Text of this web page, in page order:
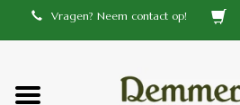
Vragen? Neem contact op!
Home